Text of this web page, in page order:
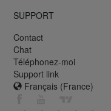
SUPPORT
Contact
Chat
Téléphonez-moi
Support link
Français (France)